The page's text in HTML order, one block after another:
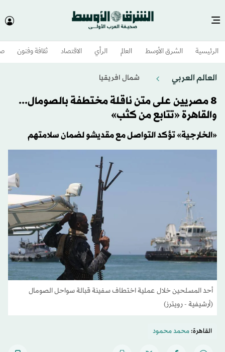
الرئيسية الشرق الأوسط​ العالم الرأي الاقتصاد ثقافة وفنون
العالم العربي شمال افريقيا
8 مصريين على متن ناقلة مختطفة بالصومال...
والقاهرة «تتابع من كثب»
«الخارجية» تؤكد التواصل مع مقديشو لضمان سلامتهم
أحد المسلحين خلال عملية اختطاف سفينة قبالة سواحل الصومال
(أرشيفية - رويترز)
القاهرة:محمد محمود